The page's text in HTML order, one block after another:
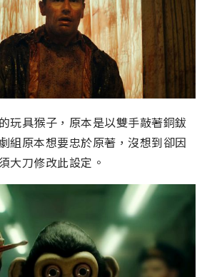
玩具猴子，原本是以雙手敲著銅鈸
組原本想要忠於原著，沒想到卻因
大刀修改此設定。